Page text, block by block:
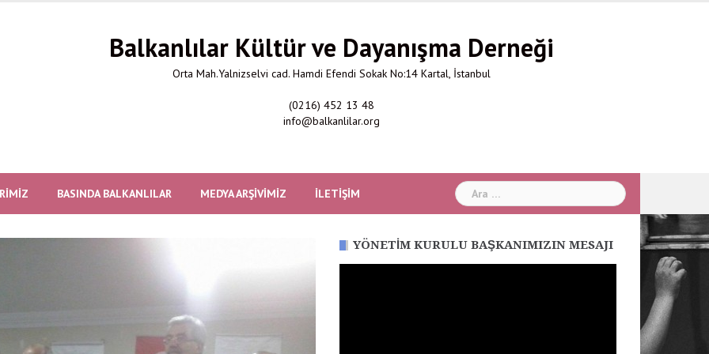
Balkanlılar Kültür ve Dayanışma Derneği
Orta Mah.Yalnizselvi cad. Hamdi Efendi Sokak No:14 Kartal, İstanbul
(0216) 452 13 48
info@balkanlilar.org
BASINDA BALKANLILAR MEDYA ARŞIVIMIZ İLETIŞIM Arama:
YÖNETIM KURULU BAŞKANIMIZIN MESAJI